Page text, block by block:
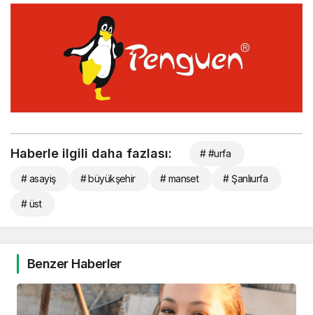
Haberle ilgili daha fazlası: # #urfa
# asayiş # büyükşehir # manset # Şanlıurfa
# üst
Benzer Haberler